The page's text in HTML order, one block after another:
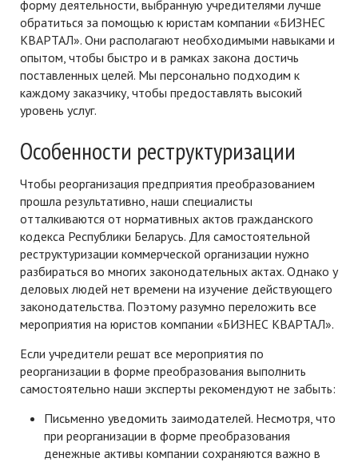
форму деятельности, выбранную учредителями лучше
обратиться за помощью к юристам компании «БИЗНЕС
КВАРТАЛ». Они располагают необходимыми навыками и
опытом, чтобы быстро и в рамках закона достичь
поставленных целей. Мы персонально подходим к
каждому заказчику, чтобы предоставлять высокий
уровень услуг.
Особенности реструктуризации
Чтобы реорганизация предприятия преобразованием
прошла результативно, наши специалисты
отталкиваются от нормативных актов гражданского
кодекса Республики Беларусь. Для самостоятельной
реструктуризации коммерческой организации нужно
разбираться во многих законодательных актах. Однако у
деловых людей нет времени на изучение действующего
законодательства. Поэтому разумно переложить все
мероприятия на юристов компании «БИЗНЕС КВАРТАЛ».
Если учредители решат все мероприятия по
реорганизации в форме преобразования выполнить
самостоятельно наши эксперты рекомендуют не забыть:
Письменно уведомить заимодателей. Несмотря, что
при реорганизации в форме преобразования
денежные активы компании сохраняются важно в